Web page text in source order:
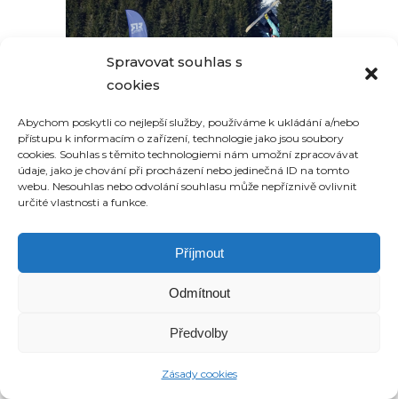
Spravovat souhlas s
cookies
Abychom poskytli co nejlepší služby, používáme k ukládání a/nebo
přístupu k informacím o zařízení, technologie jako jsou soubory
cookies. Souhlas s těmito technologiemi nám umožní zpracovávat
údaje, jako je chování při procházení nebo jedinečná ID na tomto
webu. Nesouhlas nebo odvolání souhlasu může nepříznivě ovlivnit
určité vlastnosti a funkce.
Příjmout
Odmítnout
Předvolby
Zásady cookies